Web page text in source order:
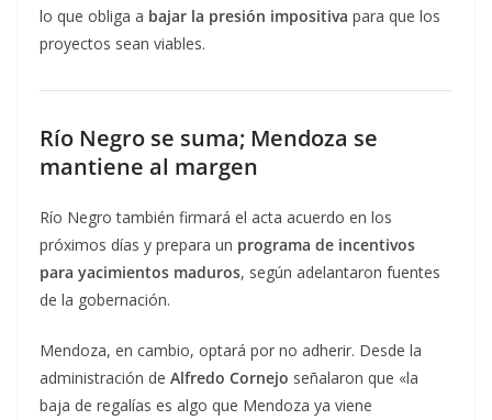
lo que obliga a bajar la presión impositiva para que los
proyectos sean viables.
Río Negro se suma; Mendoza se
mantiene al margen
Río Negro también firmará el acta acuerdo en los
próximos días y prepara un programa de incentivos
para yacimientos maduros, según adelantaron fuentes
de la gobernación.
Mendoza, en cambio, optará por no adherir. Desde la
administración de Alfredo Cornejo señalaron que «la
baja de regalías es algo que Mendoza ya viene